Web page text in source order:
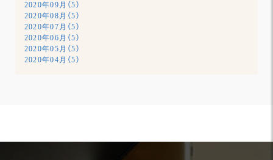
2020年09月（5）
2020年08月（5）
2020年07月（5）
2020年06月（5）
2020年05月（5）
2020年04月（5）